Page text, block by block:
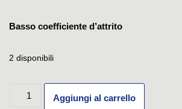
Basso coefficiente d’attrito
2 disponibili
Aggiungi al carrello